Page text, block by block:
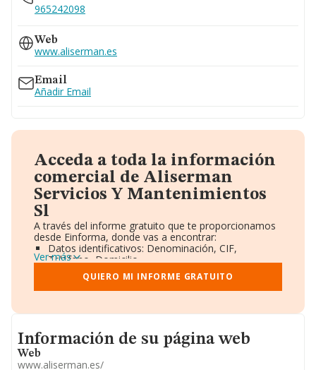
965242098
Web
www.aliserman.es
Email
Añadir Email
Acceda a toda la información
comercial de Aliserman
Servicios Y Mantenimientos
Sl
A través del informe gratuito que te proporcionamos
desde Einforma, donde vas a encontrar:
Datos identificativos: Denominación, CIF,
Teléfono, Domicilio.
Informe Mercantil Completo (BORME).
Gráficos de Evolución Ventas y Empleados.
Consejo de Administración y Administradores.
Accionistas.
Artículos de prensa publicados sobre la empresa.
Información oficial y registral complementaria.
Ver más
QUIERO MI INFORME GRATUITO
Informacion de su página web
Información de su página web
Web
www.aliserman.es/